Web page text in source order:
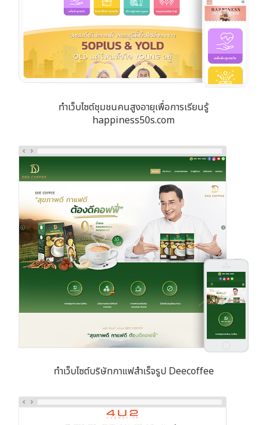
ทำเว็บไซต์ชุมชนคนสูงอายุเพื่อการเรียนรู้
happiness50s.com
ทำเว็บไซต์บริษัทกาแฟสำเร็จรูป Deecoffee